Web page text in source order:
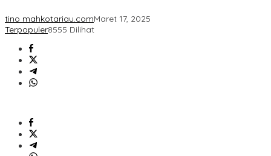
tino mahkotariau.comMaret 17, 2025
Terpopuler8555 Dilihat